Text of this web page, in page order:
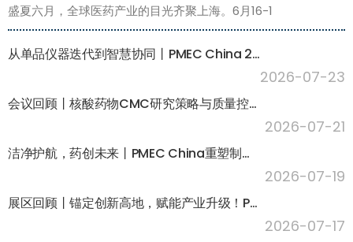
盛夏六月，全球医药产业的目光齐聚上海。6月16-1
从单品仪器迭代到智慧协同丨PMEC China 2026实验室仪器与装备展区高光回顾
2026-07-23
会议回顾丨核酸药物CMC研究策略与质量控制专题论坛，聚焦核酸药物产业化
2026-07-21
洁净护航，药创未来丨PMEC China重塑制药行业合规发展新范式
2026-07-19
展区回顾丨锚定创新高地，赋能产业升级！PMEC China包装及给药系统领航医药包装新未来
2026-07-17